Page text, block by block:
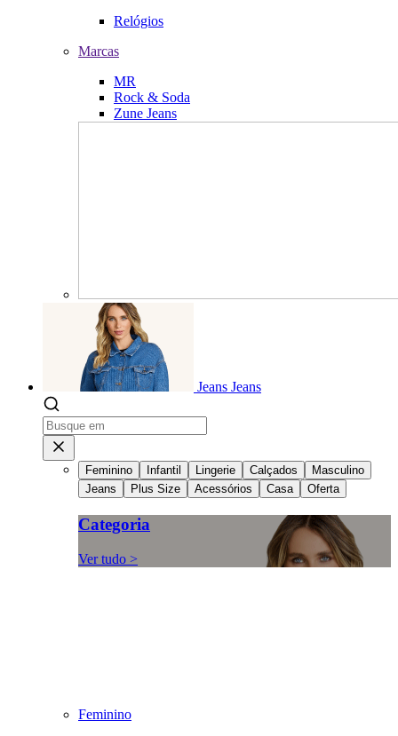
Relógios
Marcas
MR
Rock & Soda
Zune Jeans
Jeans Jeans
Feminino Infantil Lingerie Calçados
Masculino
Jeans
Plus Size Acessórios Casa Oferta
Categoria
Ver tudo >
Feminino